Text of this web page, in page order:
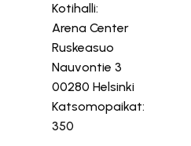
Kotihalli:
Arena Center
Ruskeasuo
Nauvontie 3
00280 Helsinki
Katsomopaikat:
350